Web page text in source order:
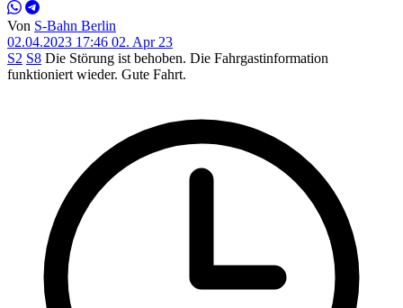
Von S-Bahn Berlin
02.04.2023 17:46 02. Apr 23
S2 S8 Die Störung ist behoben. Die Fahrgastinformation
funktioniert wieder. Gute Fahrt.